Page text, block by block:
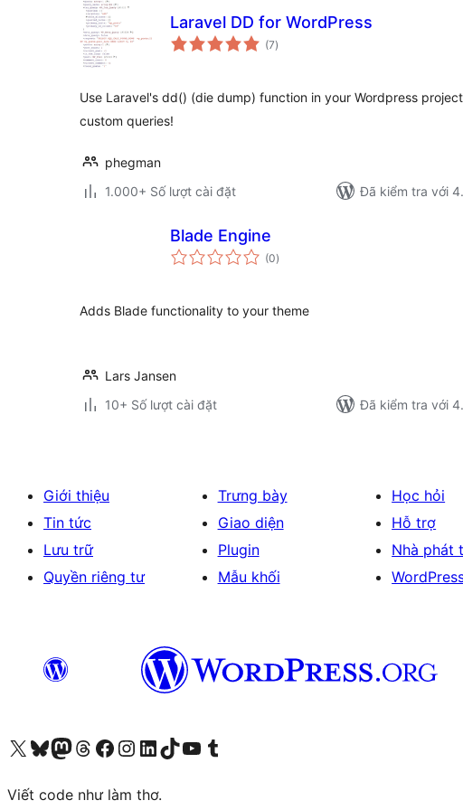
Laravel DD for WordPress
(7tổng
đánh
)
Use Laravel's dd() (die dump) function in your Wordpress
custom queries!
phegman
1.000+ Số lượt cài đặt
Đã kiểm tra với
Blade Engine
(0tổng
đánh
)
Adds Blade functionality to your theme
Lars Jansen
10+ Số lượt cài đặt
Đã kiểm tra với
Giới thiệu
Tin tức
Lưu trữ
Quyền riêng tư
Trưng bày
Giao diện
Plugin
Mẫu khối
Học hỏi
Hỗ trợ
Nhà phát
Truy cập tài khoản X (trước đây là Twitter) của chúng tôiVisit our Bluesky account
Visit our Mastodon account
Visit our Threads account
Xem trang Facebook của chúng tôiTruy cập tài khoản Instagram của chúng tôiTruy cập tài khoản LinkedIn của chúng tôiVisit our TikTok account
Truy cập kênh YouTube của chúng tôi Visit our Tumblr account
Viết code như làm thơ.